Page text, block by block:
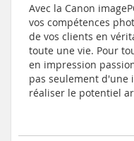
Avec la Canon
vos compétences
de vos clients en
toute une vie. Pour
en impression
pas seulement
réaliser le potentiel